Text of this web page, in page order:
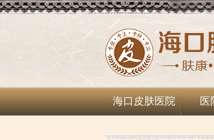
海口皮肤医院 医